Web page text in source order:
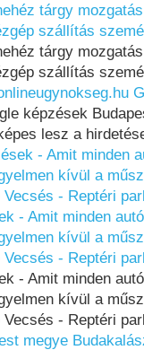
tárgy
szállítás
tárgy
szállítás
képzések
lesz a
- Amit minden
kívül a
- Reptéri
- Amit minden
kívül a
- Reptéri
- Amit minden
kívül a
- Reptéri
megye